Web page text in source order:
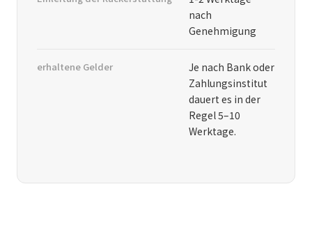
nach
Genehmigung
erhaltene Gelder
Je nach Bank oder
Zahlungsinstitut
dauert es in der
Regel 5–10
Werktage.